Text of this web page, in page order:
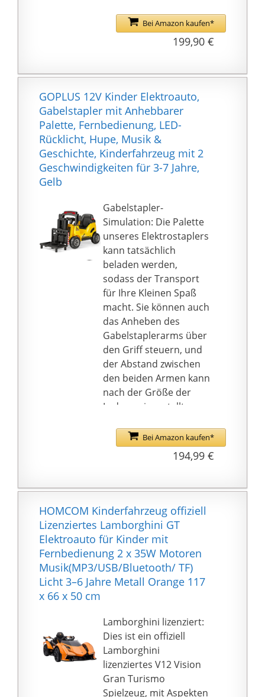
Spielwarenproduzenten
in Deutschland.
Produktionsstandort ist
Deutschland
Steuerung zwischen
zwei
Geschwindigkeitsstufen
Elternteil mithilfe der
Fernbedienung sogar
drei
Geschwindingkeitsstufe
n zur Verfügung haben.
Sicherheit an erster
Stelle: Der reißfeste
Sicherheitsgurt hält
sicher im Sitz. Zudem
sorgen die breiten,
robusten Reifen und
die effektive
Stoßfederung für eine
sanfte und ruhige
Fahrt. Die
Höchstgeschwindigkeit
von 5 km/h entspricht
dabei in etwa der
Schrittgeschwindigkeit
eines Erwachsenen.
Einzigartiger Fahrspaß:
Auch die
Audioausstattung kann
Lieder und 7
Hörgeschichten können
von der Fahrkabine aus
Zudem gibt es drei
Schnittstellen für
Abspielgeräte (AUX,
USB, TF-
Kartensteckplatz),
damit Ihr Kind fröhlich
mit ihren
Lieblingsliedern
Produktdaten:
Gesamtmaße: 107L x
62,5B x 44H cm.
Sitzgröße: 32B x 19T cm.
Geeignet für Kinder von
3 bis 6 Jahren.
Bei Amazon kaufen*
199,90 €
GOPLUS 12V Kinder Elektroauto,
Gabelstapler mit Anhebbarer
Palette, Fernbedienung, LED-
Rücklicht, Hupe, Musik &
Geschichte, Kinderfahrzeug mit 2
Geschwindigkeiten für 3-7 Jahre,
Gelb
Gabelstapler-
Simulation: Die Palette
unseres Elektrostaplers
kann tatsächlich
beladen werden,
sodass der Transport
für Ihre Kleinen Spaß
macht. Sie können auch
das Anheben des
Gabelstaplerarms über
den Griff steuern, und
der Abstand zwischen
den beiden Armen kann
nach der Größe der
Ladung eingestellt
Praktische
Fernbedienung: Ältere
Kinder können das
genießen. Wenn
jüngere Kinder fahren,
können Sie die
Fernbedienung für
Zusatzsteuerungen
verwenden,
einschließlich
Vorwärts/Rückwärts,
Geschwindigkeitswahl
und Bremsen, um
Gefahren zu vermeiden.
Multimediafunktion: Am
Lenkrad eines
Elektroautos befindet
Bei Amazon kaufen*
194,99 €
HOMCOM Kinderfahrzeug offiziell
Lizenziertes Lamborghini GT
Elektroauto für Kinder mit
Fernbedienung 2 x 35W Motoren
Musik(MP3/USB/Bluetooth/ TF)
Licht 3–6 Jahre Metall Orange 117
x 66 x 50 cm
Lamborghini lizenziert:
Dies ist ein offiziell
Lamborghini
lizenziertes V12 Vision
Gran Turismo
Spielzeug, mit Aspekten